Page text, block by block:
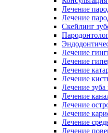
Лечение
Лечение
Скейлинг
Лечение
Лечение
Лечение
Лечение
Лечение зуба
Лечение
Лечение
Лечение
Лечение
Лечение